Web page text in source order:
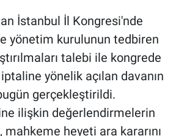
İstanbul İl Kongresi'nde
yönetim kurulunun tedbiren
talebi ile kongrede
yönelik açılan davanın
gerçekleştirildi.
ilişkin değerlendirmelerin
mahkeme heyeti ara kararını